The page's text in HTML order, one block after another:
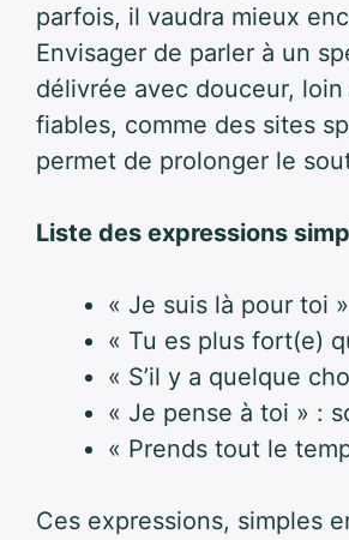
parfois, il vaudra mieux
Envisager de parler à un
délivrée avec douceur,
fiables, comme des sites
permet de prolonger le
Liste des expressions
« Je suis là pour toi
« Tu es plus fort(e)
« S’il y a quelque
« Je pense à toi » :
« Prends tout le
Ces expressions, simples